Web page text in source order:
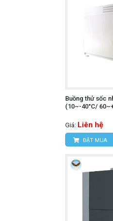
Buồng thử sốc
(10~-40°C/
Giá: Liên hệ
ĐẶT MUA